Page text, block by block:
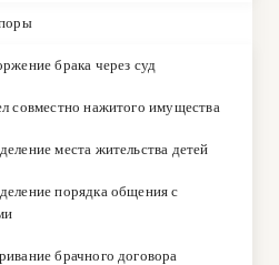
брака через суд
совместно нажитого имущества
места жительства детей
порядка общения с
брачного договора